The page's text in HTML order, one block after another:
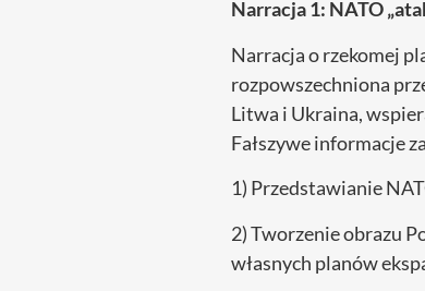
Narracja 1: NATO
Narracja o rzekomej
rozpowszechniona
Litwa i Ukraina,
Fałszywe informacje
1) Przedstawianie
2) Tworzenie obrazu
własnych planów